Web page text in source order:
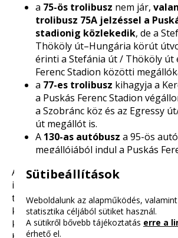
a 75-ös trolibusz nem jár,
trolibusz 75A jelzéssel a
stadionig közlekedik, de a
Thököly út–Hungária körút
érinti a Stefánia út / Thököly út
Ferenc Stadion közötti
a 77-es trolibusz kihagyja a
a Puskás Ferenc Stadion
a Szobránc köz és az Egressy
út megállót is.
A 130-as autóbusz a 95-ös
megállójából indul a Puskás
Az eljutáshoz a BKK a MOL Bubi
is ajánlja. Gyűjtőállomás a
több környező utcában is található.
közlekedési móddal kiválóan
közbringarendszer
Sütibeállítások
Weboldalunk az alapműködés,
statisztika céljából sütiket használ.
A sütikről bővebb tájékoztatás erre a
érhető el.